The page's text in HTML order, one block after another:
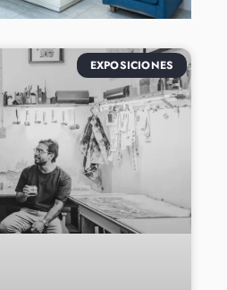
EXPOSICIONES